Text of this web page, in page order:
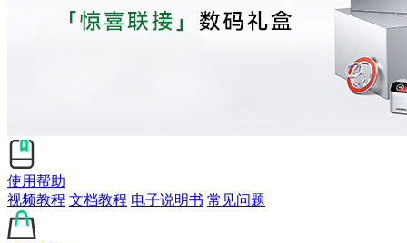
使用帮助
视频教程 文档教程 电子说明书 常见问题